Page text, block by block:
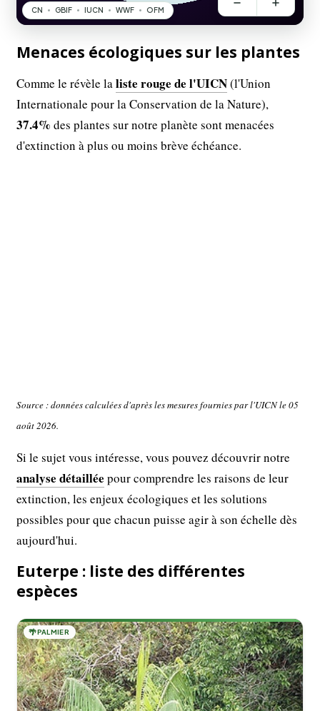
Menaces écologiques sur les plantes
Comme le révèle laliste rouge de l'UICN(l'Union
Internationale pour la Conservation de la Nature),
37.4% des plantes sur notre planète sont menacées
d'extinction à plus ou moins brève échéance.
Source : données calculées d'après les mesures fournies par l'UICN le 05
août 2026.
Si le sujet vous intéresse, vous pouvez découvrir notre
analyse détaillée pour comprendre les raisons de leur
extinction, les enjeux écologiques et les solutions
possibles pour que chacun puisse agir à son échelle dès
aujourd'hui.
Euterpe : liste des différentes
espèces
🌴PALMIER